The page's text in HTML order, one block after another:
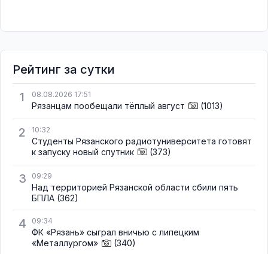
Рейтинг за сутки
1
08.08.2026 17:51
Рязанцам пообещали тёплый август (1013)
2 10:32
Студенты Рязанского радиотуниверситета готовят
к запуску новый спутник
(373)
3 09:29
Над территорией Рязанской области сбили пять
БПЛА (362)
4 09:34
ФК «Рязань» сыграл вничью с липецким
«Металлургом»
(340)